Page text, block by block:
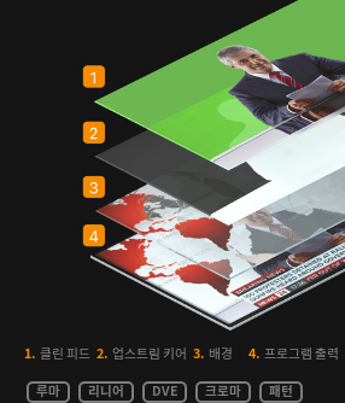
1. 클린 피드 2. 업스트림 키어 3. 배경 4. 프로그램 출력
루마 리니어 DVE 크로마 패턴